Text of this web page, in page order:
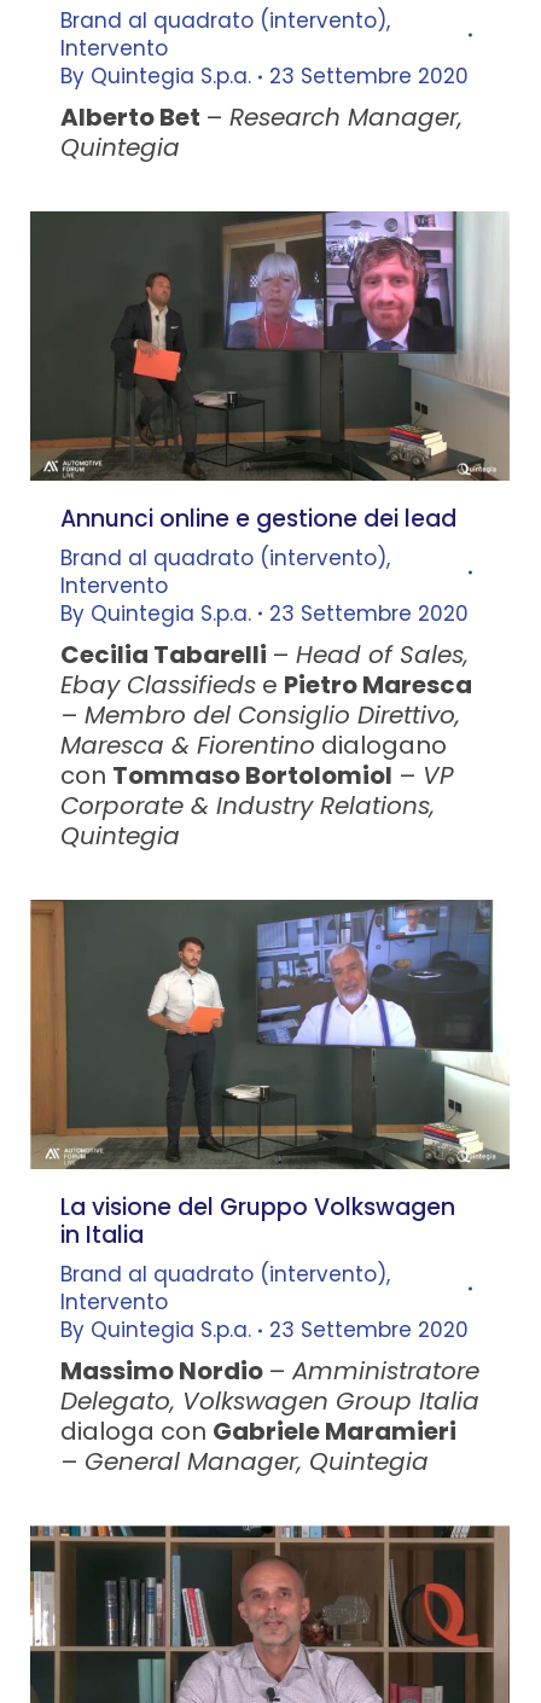
Brand al quadrato (intervento),
Intervento
By Quintegia S.p.a. 23 Settembre 2020
Alberto Bet – Research Manager,
Quintegia
Annunci online e gestione dei lead
Brand al quadrato (intervento),
Intervento
By Quintegia S.p.a. 23 Settembre 2020
Cecilia Tabarelli – Head of Sales,
Ebay Classifieds e Pietro Maresca
– Membro del Consiglio Direttivo,
Maresca & Fiorentino dialogano
con Tommaso Bortolomiol – VP
Corporate & Industry Relations,
Quintegia
La visione del Gruppo Volkswagen
in Italia
Brand al quadrato (intervento),
Intervento
By Quintegia S.p.a. 23 Settembre 2020
Massimo Nordio – Amministratore
Delegato, Volkswagen Group Italia
dialoga con Gabriele Maramieri
– General Manager, Quintegia